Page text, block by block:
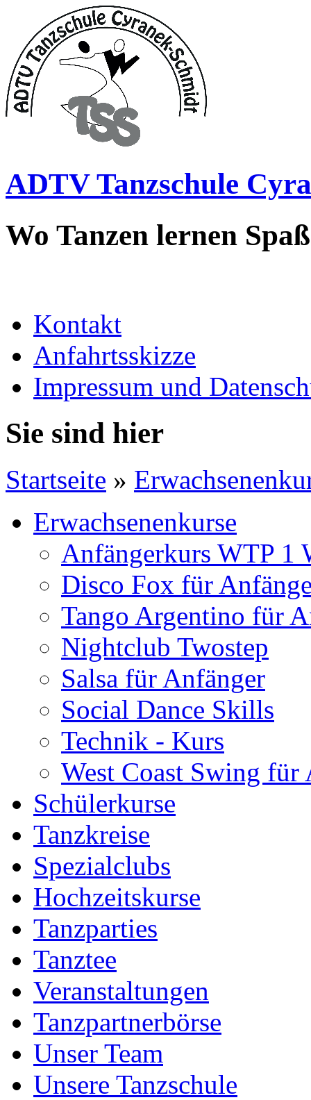
ADTV Tanzschule
Wo Tanzen lernen
Kontakt
Anfahrtsskizze
Impressum und
Sie sind hier
Startseite »
Erwachsenenkurse
Anfängerkurs WTP 1
Disco Fox für
Tango Argentino für
Nightclub Twostep
Salsa für Anfänger
Social Dance Skills
Technik - Kurs
West Coast Swing für
Schülerkurse
Tanzkreise
Spezialclubs
Hochzeitskurse
Tanzparties
Tanztee
Veranstaltungen
Tanzpartnerbörse
Unser Team
Unsere Tanzschule